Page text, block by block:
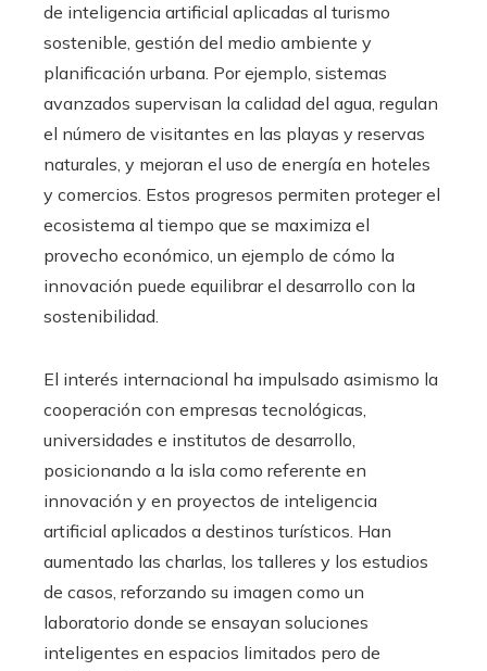
de inteligencia artificial aplicadas al turismo
sostenible, gestión del medio ambiente y
planificación urbana. Por ejemplo, sistemas
avanzados supervisan la calidad del agua, regulan
el número de visitantes en las playas y reservas
naturales, y mejoran el uso de energía en hoteles
y comercios. Estos progresos permiten proteger el
ecosistema al tiempo que se maximiza el
provecho económico, un ejemplo de cómo la
innovación puede equilibrar el desarrollo con la
sostenibilidad.
El interés internacional ha impulsado asimismo la
cooperación con empresas tecnológicas,
universidades e institutos de desarrollo,
posicionando a la isla como referente en
innovación y en proyectos de inteligencia
artificial aplicados a destinos turísticos. Han
aumentado las charlas, los talleres y los estudios
de casos, reforzando su imagen como un
laboratorio donde se ensayan soluciones
inteligentes en espacios limitados pero de